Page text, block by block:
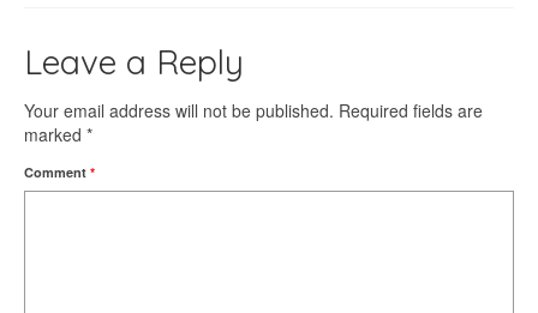
Leave a Reply
Your email address will not be published. Required fields are
marked *
Comment *